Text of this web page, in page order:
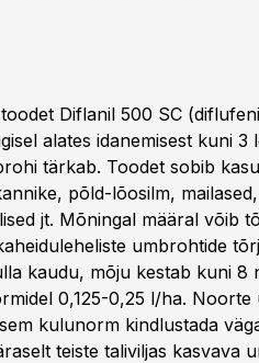
Diflanil 500 SC
alates idanemisest kuni 3
tärkab. Toodet sobib
põld-lõosilm,
jt. Mõningal määral võib
umbrohtide
kaudu, mõju kestab kuni 8
0,125-0,25 l/ha. Noorte
kulunorm kindlustada
teiste taliviljas kasvava